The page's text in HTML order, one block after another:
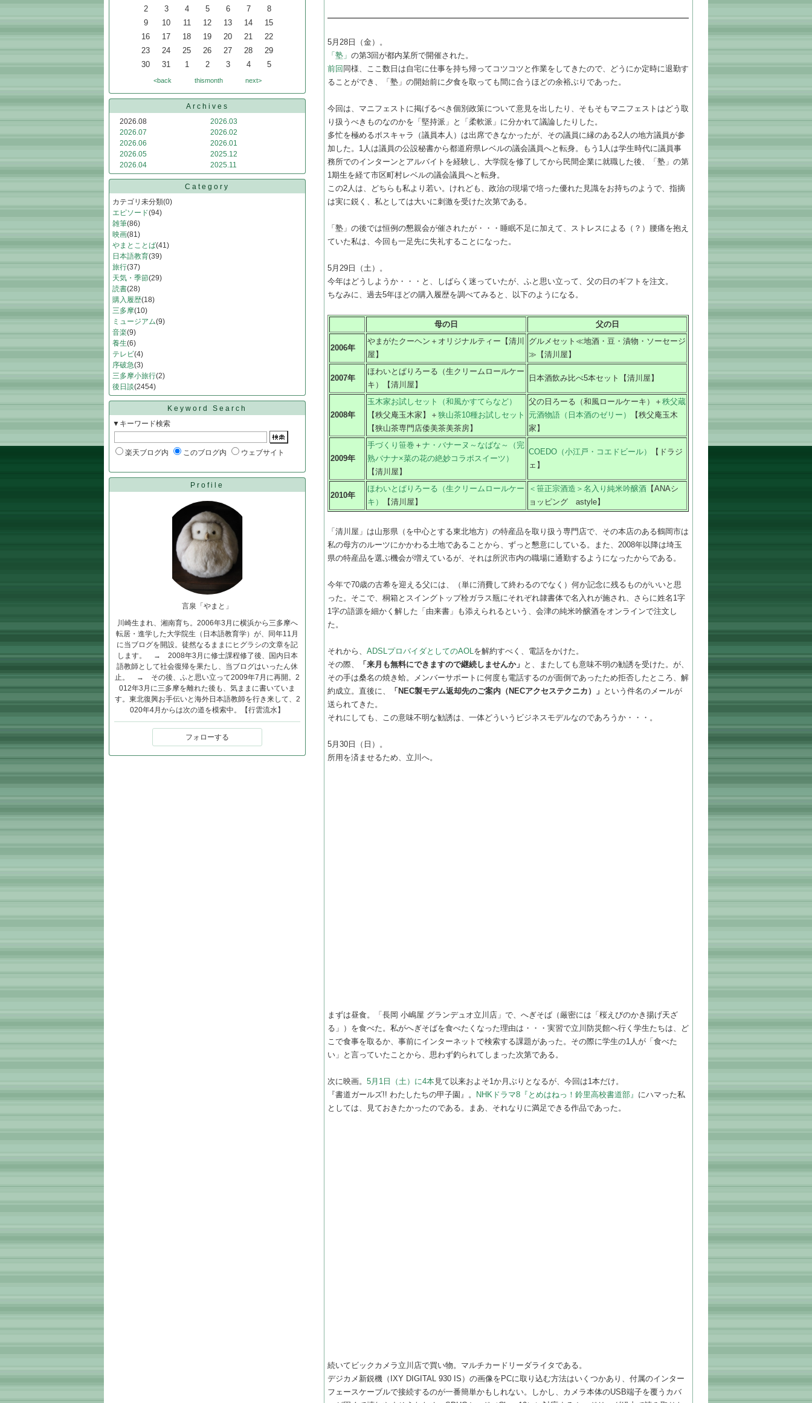
2
3 4 5 6 7
8
9
10 11 12 13 14
15
16
17 18 19 20 21
22
23
24 25 26 27 28
29
30
31 1 2 3 4 5
<back thismonth next>
Archives
2026.08
2026.07
2026.06
2026.05
2026.04
2026.03
2026.02
2026.01
2025.12
2025.11
Category
カテゴリ未分類(0)
エピソード(94)
雑筆(86)
映画(81)
やまとことば(41)
日本語教育(39)
旅行(37)
天気・季節(29)
読書(28)
購入履歴(18)
三多摩(10)
ミュージアム(9)
音楽(9)
養生(6)
テレビ(4)
序破急(3)
三多摩小旅行(2)
後日談(2454)
Keyword Search
▼キーワード検索
楽天ブログ内 このブログ内 ウェブサイト
Profile
言泉「やまと」
川崎生まれ、湘南育ち。2006年3月に横浜から三多摩へ
転居・進学した大学院生（日本語教育学）が、同年11月
に当ブログを開設。徒然なるままにヒグラシの文章を記
します。 → 2008年3月に修士課程修了後、国内日本
語教師として社会復帰を果たし、当ブログはいったん休
止。 → その後、ふと思い立って2009年7月に再開。2
012年3月に三多摩を離れた後も、気ままに書いていま
す。東北復興お手伝いと海外日本語教師を行き来して、2
020年4月からは次の道を模索中。【行雲流水】
フォローする
5月28日（金）。
「塾」の第3回が都内某所で開催された。
前回 同様、ここ数日は自宅に仕事を持ち帰ってコツコツと作業をしてきたので、どうにか定時に退勤す
ることができ、「塾」の開始前に夕食を取っても間に合うほどの余裕ぶりであった。
今回は、マニフェストに掲げるべき個別政策について意見を出したり、そもそもマニフェストはどう取
り扱うべきものなのかを「堅持派」と「柔軟派」に分かれて議論したりした。
多忙を極めるボスキャラ（議員本人）は出席できなかったが、その議員に縁のある2人の地方議員が参
加した。1人は議員の公設秘書から都道府県レベルの議会議員へと転身。もう1人は学生時代に議員事
務所でのインターンとアルバイトを経験し、大学院を修了してから民間企業に就職した後、「塾」の第
1期生を経て市区町村レベルの議会議員へと転身。
この2人は、どちらも私より若い。けれども、政治の現場で培った優れた見識をお持ちのようで、指摘
は実に鋭く、私としては大いに刺激を受けた次第である。
「塾」の後では恒例の懇親会が催されたが・・・睡眠不足に加えて、ストレスによる（？）腰痛を抱え
ていた私は、今回も一足先に失礼することになった。
5月29日（土）。
今年はどうしようか・・・と、しばらく迷っていたが、ふと思い立って、父の日のギフトを注文。
ちなみに、過去5年ほどの購入履歴を調べてみると、以下のようになる。
母の日 父の日
2006年
やまがたクーヘン＋オリジナルティー【清川
屋】
グルメセット≪地酒・豆・漬物・ソーセージ
≫【清川屋】
2007年
ほわいとぱりろーる（生クリームロールケー
キ）【清川屋】
日本酒飲み比べ5本セット【清川屋】
2008年
玉木家お試しセット（和風かすてらなど）
【秩父庵玉木家】＋狭山茶10種お試しセット
【狭山茶専門店倭美茶美茶房】
父の日ろーる（和風ロールケーキ）＋秩父蔵
元酒物語（日本酒のゼリー）
【秩父庵玉木
家】
2009年
手づくり笹巻 ＋ナ・バナーヌ～なばな～（完
熟バナナ×菜の花の絶妙コラボスイーツ）
【清川屋】
COEDO（小江戸・コエドビール）
【ドラジ
ェ】
2010年
ほわいとぱりろーる（生クリームロールケー
キ）
【清川屋】
＜笹正宗酒造＞名入り純米吟醸酒 【ANAシ
ョッピング astyle】
「清川屋」は山形県（を中心とする東北地方）の特産品を取り扱う専門店で、その本店のある鶴岡市は
私の母方のルーツにかかわる土地であることから、ずっと懇意にしている。また、2008年以降は埼玉
県の特産品を選ぶ機会が増えているが、それは所沢市内の職場に通勤するようになったからである。
今年で70歳の古希を迎える父には、（単に消費して終わるのでなく）何か記念に残るものがいいと思
った。そこで、桐箱とスイングトップ栓ガラス瓶にそれぞれ隷書体で名入れが施され、さらに姓名1字
1字の語源を細かく解した「由来書」も添えられるという、会津の純米吟醸酒をオンラインで注文し
た。
それから、ADSLプロバイダとしてのAOLを解約すべく、電話をかけた。
その際、
「来月も無料にできますので継続しませんか」 と、またしても意味不明の勧誘を受けた。が、
その手は桑名の焼き蛤。メンバーサポートに何度も電話するのが面倒であったため拒否したところ、解
約成立。直後に、
「NEC製モデム返却先のご案内（NECアクセステクニカ）」 という件名のメールが
送られてきた。
それにしても、この意味不明な勧誘は、一体どういうビジネスモデルなのであろうか・・・。
5月30日（日）。
所用を済ませるため、立川へ。
まずは昼食。「長岡 小嶋屋 グランデュオ立川店」で、へぎそば（厳密には「桜えびのかき揚げ天ざ
る」）を食べた。私がへぎそばを食べたくなった理由は・・・実習で立川防災館へ行く学生たちは、ど
こで食事を取るか、事前にインターネットで検索する課題があった。その際に学生の1人が「食べた
い」と言っていたことから、思わず釣られてしまった次第である。
次に映画。5月1日（土）に4本見て以来およそ1か月ぶりとなるが、今回は1本だけ。
『書道ガールズ!! わたしたちの甲子園』。
NHKドラマ8『とめはねっ！鈴里高校書道部』 にハマった私
としては、見ておきたかったのである。まあ、それなりに満足できる作品であった。
続いてビックカメラ立川店で買い物。マルチカードリーダライタである。
デジカメ新鋭機（IXY DIGITAL 930 IS）の画像をPCに取り込む方法はいくつかあり、付属のインター
フェースケーブルで接続するのが一番簡単かもしれない。しかし、カメラ本体のUSB端子を覆うカバ